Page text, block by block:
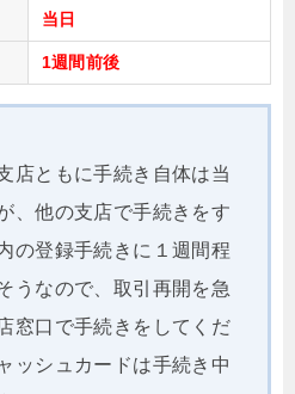
当日
1週間前後
店ともに手続き自体は当
、他の支店で手続きをす
の登録手続きに１週間程
うなので、取引再開を急
窓口で手続きをしてくだ
ッシュカードは手続き中